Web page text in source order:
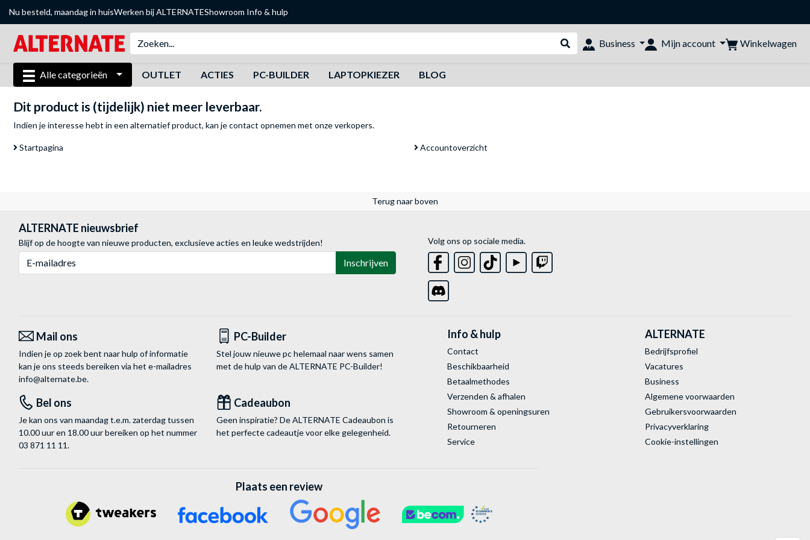
Nu besteld, maandag in huisWerken bij ALTERNATEShowroom Info & hulp
Webshop doorzoeken
Business Mijn account Winkelwagen
Alle categorieën OUTLET ACTIES PC-BUILDER LAPTOPKIEZER BLOG
Dit product is (tijdelijk) niet meer leverbaar.
Indien je interesse hebt in een alternatief product, kan jecontact opnemen met onze verkopers.
Startpagina Accountoverzicht
Terug naar boven
ALTERNATE nieuwsbrief
Blijf op de hoogte van nieuwe producten, exclusieve acties en leuke wedstrijden!
Inschrijven
Volg ons op sociale media.
Mail ons
Indien je op zoek bent naar hulp of informatie
kan je ons steeds bereiken via het e-mailadres
info@alternate.be.
PC-Builder
Stel jouw nieuwe pc helemaal naar wens samen
met de hulp van de ALTERNATE PC-Builder!
Bel ons
Je kan ons van maandag t.e.m. zaterdag tussen
10.00 uur en 18.00 uur bereiken op het nummer
03 871 11 11.
Cadeaubon
Geen inspiratie? De ALTERNATE Cadeaubon is
het perfecte cadeautje voor elke gelegenheid.
Info & hulp
Contact
Beschikbaarheid
Betaalmethodes
Verzenden & afhalen
Showroom & openingsuren
Retourneren
Service
ALTERNATE
Bedrijfsprofiel
Vacatures
Business
Algemene voorwaarden
Gebruikersvoorwaarden
Privacyverklaring
Cookie-instellingen
Plaats een review